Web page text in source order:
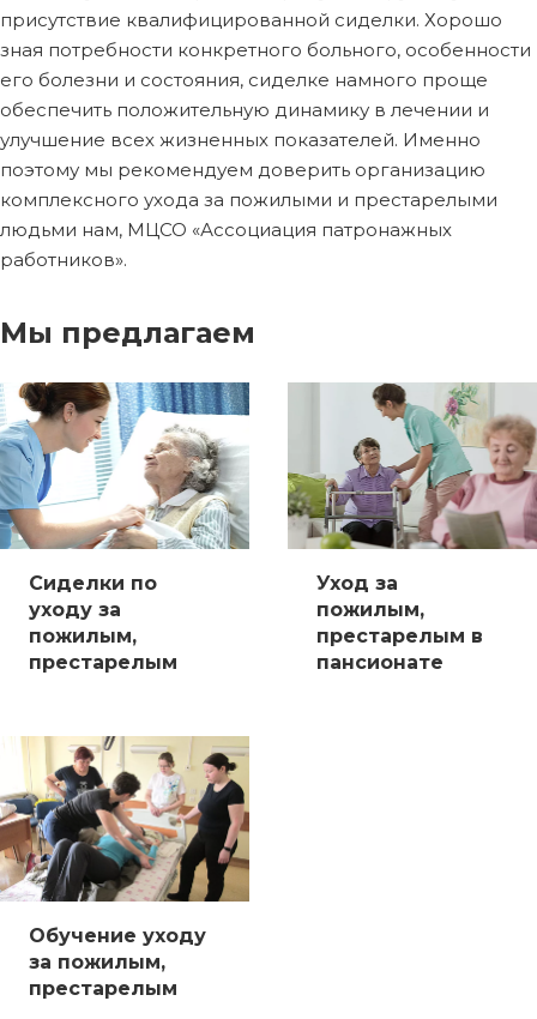
присутствие квалифицированной сиделки. Хорошо
зная потребности конкретного больного, особенности
его болезни и состояния, сиделке намного проще
обеспечить положительную динамику в лечении и
улучшение всех жизненных показателей. Именно
поэтому мы рекомендуем доверить организацию
комплексного ухода за пожилыми и престарелыми
людьми нам, МЦСО «Ассоциация патронажных
работников».
Мы предлагаем
Сиделки по
уходу за
пожилым,
престарелым
Уход за
пожилым,
престарелым в
пансионате
Обучение уходу
за пожилым,
престарелым